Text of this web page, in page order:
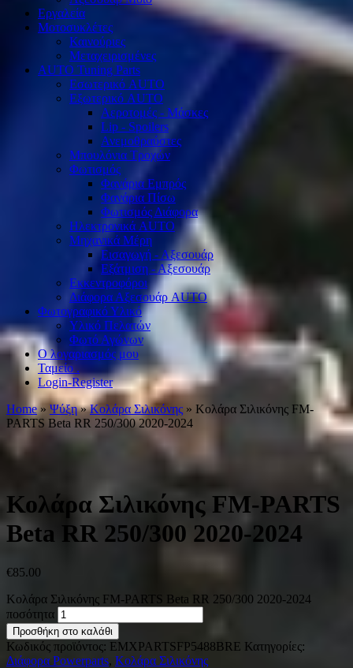
Εργαλεία
Μοτοσυκλέτες
Καινούριες
Μεταχειρισμένες
AUTO Tuning Parts
Εσωτερικό AUTO
Εξωτερικό AUTO
Αεροτομές - Μάσκες
Lip - Spoilers
Ανεμοθραύστες
Μπουλόνια Τροχών
Φωτισμός
Φανάρια Εμπρός
Φανάρια Πίσω
Φωτισμός Διάφορα
Ηλεκτρονικά AUTO
Μηχανικά Μέρη
Εισαγωγή - Αξεσουάρ
Εξάτμιση - Αξεσουάρ
Εκκεντροφόροι
Διάφορα Αξεσουάρ AUTO
Φωτογραφικό Υλικό
Υλικό Πελατών
Φωτό Αγώνων
Ο λογαριασμός μου
Ταμείο .
Login-Register
Home» Ψύξη»Κολάρα Σιλικόνης » Κολάρα Σιλικόνης FM-
PARTS Beta RR 250/300 2020-2024
Κολάρα Σιλικόνης FM-PARTS
Beta RR 250/300 2020-2024
€85.00
Κολάρα Σιλικόνης FM-PARTS Beta RR 250/300 2020-2024
ποσότητα
Προσθήκη στο καλάθι
Κωδικός προϊόντος: EMXPARTSFP5488BRE Κατηγορίες:
Διάφορα Powerparts, Κολάρα Σιλικόνης